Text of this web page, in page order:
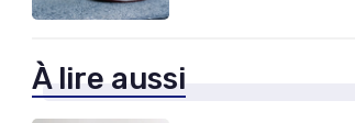
À lire aussi